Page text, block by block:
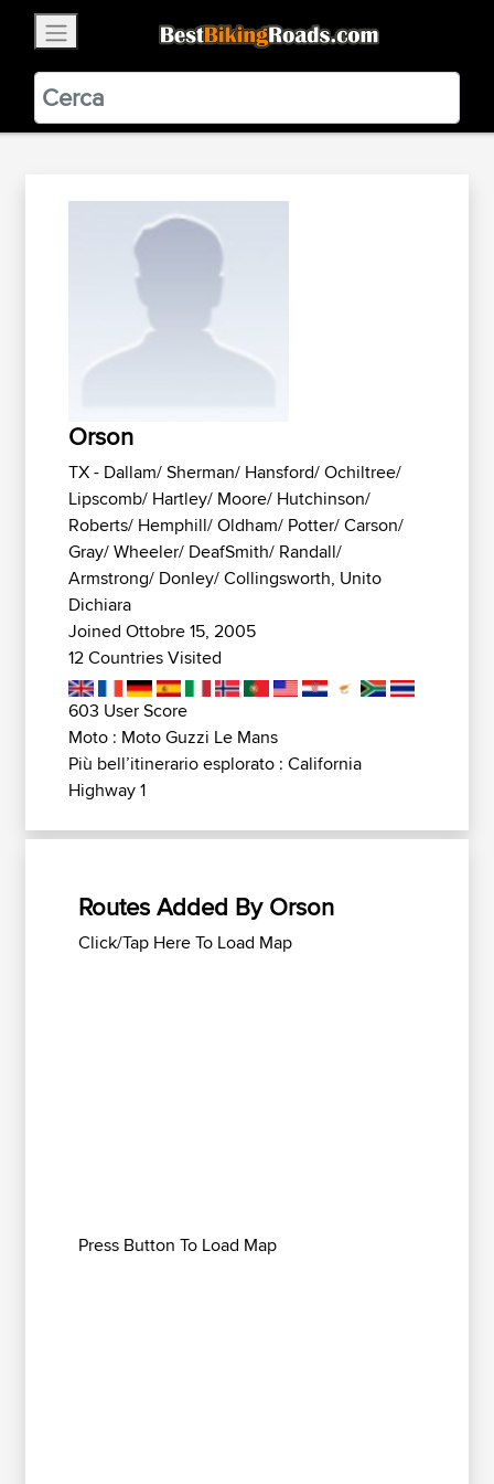
BestBikingRoads
Static Motion3.99 - In Google Play
VIEW
Orson
TX - Dallam/ Sherman/ Hansford/ Ochiltree/
Lipscomb/ Hartley/ Moore/ Hutchinson/
Roberts/ Hemphill/ Oldham/ Potter/ Carson/
Gray/ Wheeler/ DeafSmith/ Randall/
Armstrong/ Donley/ Collingsworth, Unito
Dichiara
Joined Ottobre 15, 2005
12 Countries Visited
603 User Score
Moto : Moto Guzzi Le Mans
Più bell’itinerario esplorato : California
Highway 1
Routes Added By Orson
Click/Tap Here To Load Map
Press Button To Load Map